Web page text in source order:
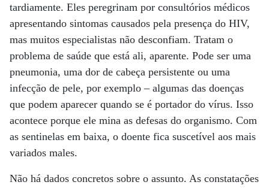
tardiamente. Eles peregrinam por consultórios médicos
apresentando sintomas causados pela presença do HIV,
mas muitos especialistas não desconfiam. Tratam o
problema de saúde que está ali, aparente. Pode ser uma
pneumonia, uma dor de cabeça persistente ou uma
infecção de pele, por exemplo – algumas das doenças
que podem aparecer quando se é portador do vírus. Isso
acontece porque ele mina as defesas do organismo. Com
as sentinelas em baixa, o doente fica suscetível aos mais
variados males.
Não há dados concretos sobre o assunto. As constatações